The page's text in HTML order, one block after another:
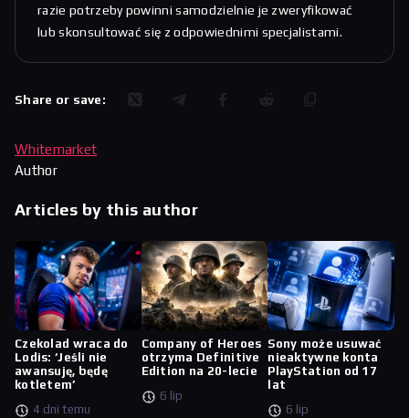
razie potrzeby powinni samodzielnie je zweryfikować
lub skonsultować się z odpowiednimi specjalistami.
Share or save:
Whitemarket
Author
Articles by this author
Czekolad wraca do
Lodis: ‘Jeśli nie
awansuję, będę
kotletem’
4 dni temu
Company of Heroes
otrzyma Definitive
Edition na 20-lecie
6 lip
Sony może usuwać
nieaktywne konta
PlayStation od 17
lat
6 lip